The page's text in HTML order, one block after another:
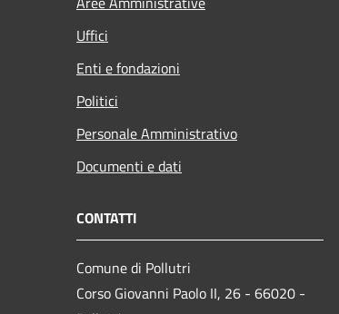
Uffici
Enti e fondazioni
Politici
Personale Amministrativo
Documenti e dati
CONTATTI
Comune di Pollutri
Corso Giovanni Paolo II, 26 - 66020 -